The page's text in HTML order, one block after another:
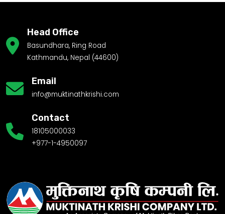
Head Office
Basundhara, Ring Road
Kathmandu, Nepal (44600)
Email
info@muktinathkrishi.com
Contact
18105000033
+977-1-4950097